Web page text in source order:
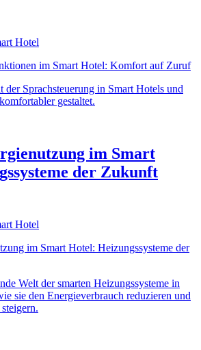
Hotel
Sprachsteuerung in Smart Hotels und
gestaltet.
im Smart
der Zukunft
Hotel
Welt der smarten Heizungssysteme in
sie den Energieverbrauch reduzieren und